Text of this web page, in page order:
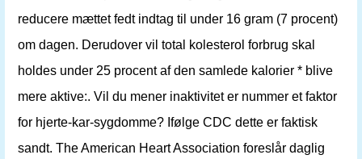
reducere mættet fedt indtag til under 16 gram (7 procent)
om dagen. Derudover vil total kolesterol forbrug skal
holdes under 25 procent af den samlede kalorier * blive
mere aktive:. Vil du mener inaktivitet er nummer et faktor
for hjerte-kar-sygdomme? Ifølge CDC dette er faktisk
sandt. The American Heart Association foreslår daglig